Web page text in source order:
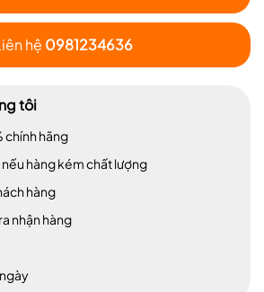
hệ 0981234636
tôi
chính hãng
nếu hàng kém chất lượng
hàng
nhận hàng